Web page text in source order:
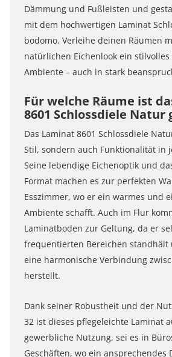
Dämmung und Fußleisten und
mit dem hochwertigen Laminat
bodomo. Verleihe deinen Räumen
natürlichen Eichenlook ein
Ambiente – auch in stark
Für welche Räume ist
8601 Schlossdiele Natur
Das Laminat 8601 Schlossdiele
Stil, sondern auch Funktionalität in
Seine lebendige Eichenoptik und
Format machen es zur perfekten
Esszimmer, wo er ein warmes und
Ambiente schafft. Auch im Flur
Laminatboden zur Geltung, da er
frequentierten Bereichen standhält
eine harmonische Verbindung
herstellt.
Dank seiner Robustheit und der
32 ist dieses pflegeleichte Laminat
gewerbliche Nutzung, sei es in
Geschäften, wo ein ansprechendes